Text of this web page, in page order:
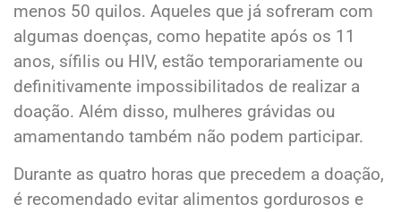
menos 50 quilos. Aqueles que já sofreram com
algumas doenças, como hepatite após os 11
anos, sífilis ou HIV, estão temporariamente ou
definitivamente impossibilitados de realizar a
doação. Além disso, mulheres grávidas ou
amamentando também não podem participar.
Durante as quatro horas que precedem a doação,
é recomendado evitar alimentos gordurosos e